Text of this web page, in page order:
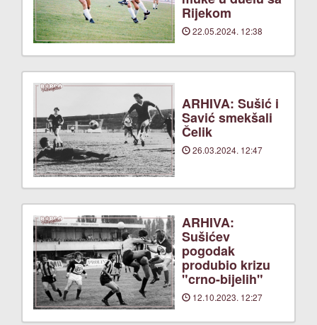
Rijekom
22.05.2024. 12:38
ARHIVA: Sušić i
Savić smekšali
Čelik
26.03.2024. 12:47
ARHIVA:
Sušićev
pogodak
produbio krizu
"crno-bijelih"
12.10.2023. 12:27